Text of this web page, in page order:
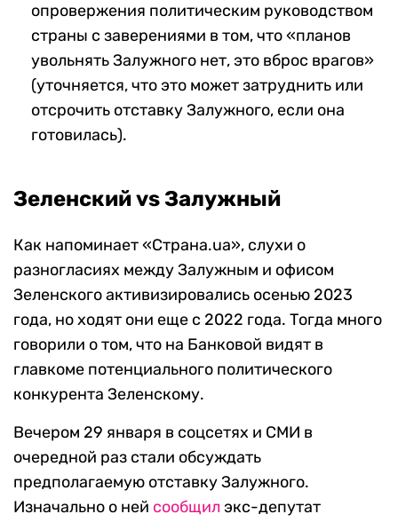
опровержения политическим руководством
страны с заверениями в том, что «планов
увольнять Залужного нет, это вброс врагов»
(уточняется, что это может затруднить или
отсрочить отставку Залужного, если она
готовилась).
Зеленский vs Залужный
Как напоминает «Страна.ua», слухи о
разногласиях между Залужным и офисом
Зеленского активизировались осенью 2023
года, но ходят они еще с 2022 года. Тогда много
говорили о том, что на Банковой видят в
главкоме потенциального политического
конкурента Зеленскому.
Вечером 29 января в соцсетях и СМИ в
очередной раз стали обсуждать
предполагаемую отставку Залужного.
Изначально о ней сообщил экс-депутат